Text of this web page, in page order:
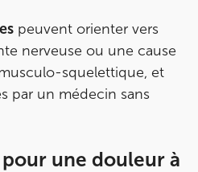
peuvent orienter vers
nerveuse ou une cause
squelettique, et
par un médecin sans
une douleur à